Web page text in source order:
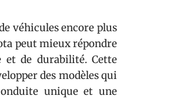
véhicules encore plus
peut mieux répondre
et de durabilité. Cette
des modèles qui
unique et une